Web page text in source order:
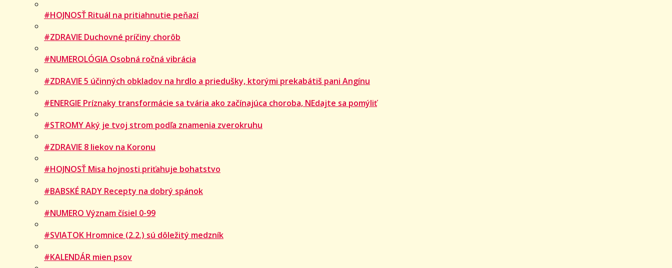
#HOJNOSŤ Rituál na pritiahnutie peňazí
#ZDRAVIE Duchovné príčiny chorôb
#NUMEROLÓGIA Osobná ročná vibrácia
#ZDRAVIE 5 účinných obkladov na hrdlo a priedušky, ktorými prekabátiš pani Angínu
#ENERGIE Príznaky transformácie sa tvária ako začínajúca choroba, NEdajte sa pomýliť
#STROMY Aký je tvoj strom podľa znamenia zverokruhu
#ZDRAVIE 8 liekov na Koronu
#HOJNOSŤ Misa hojnosti priťahuje bohatstvo
#BABSKÉ RADY Recepty na dobrý spánok
#NUMERO Význam čísiel 0-99
#SVIATOK Hromnice (2.2.) sú dôležitý medzník
#KALENDÁR mien psov